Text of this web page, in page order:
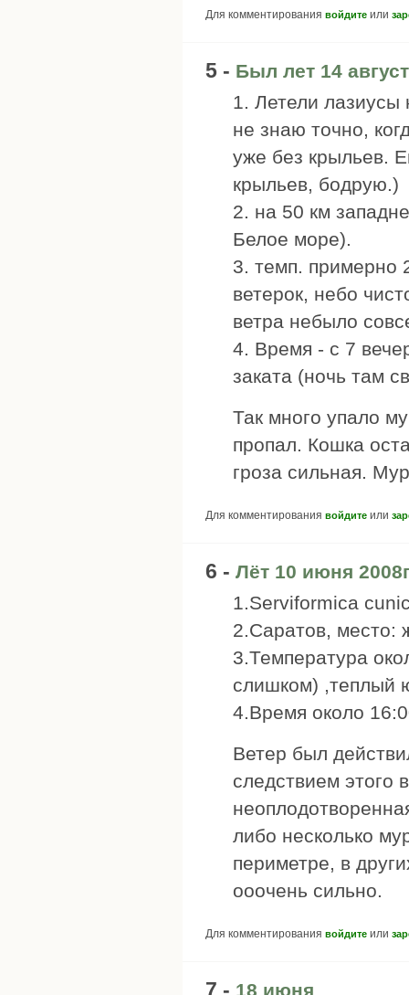
Для комментирования войдите или
5 - Был лет 14
1. Летели лазиусы
не знаю точно,
уже без крыльев.
крыльев, бодрую.)
2. на 50 км
Белое море).
3. темп. примерно
ветерок, небо
ветра небыло
4. Время - с 7
заката (ночь там
Так много упало
пропал. Кошка
гроза сильная.
Для комментирования войдите или
6 - Лёт 10 июня
1.Serviformica
2.Саратов, место:
3.Температура
слишком) ,теплый
4.Время около
Ветер был
следствием этого
либо несколько
периметре, в
ооочень сильно.
Для комментирования войдите или
7 - 18 июня